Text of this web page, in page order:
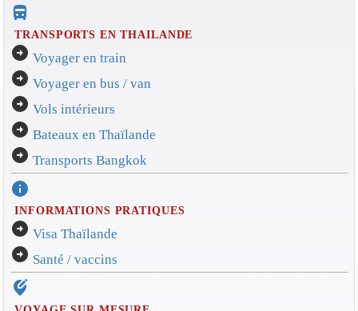
directions_bus_filled
TRANSPORTS EN THAILANDE
arrow_circle_right Voyager en train
arrow_circle_right Voyager en bus / van
arrow_circle_right Vols intérieurs
arrow_circle_right Bateaux en Thaïlande
arrow_circle_right Transports Bangkok
info
INFORMATIONS PRATIQUES
arrow_circle_right Visa Thaïlande
arrow_circle_right Santé / vaccins
edit_location_alt